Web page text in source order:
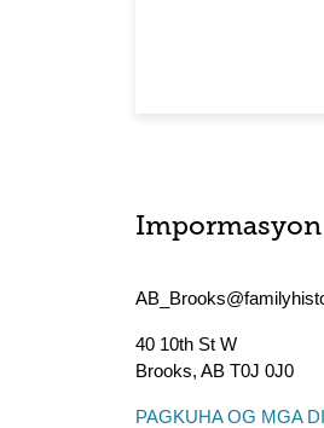
Impormasyon
40 10th St W
Brooks, AB T0J 0J0
PAGKUHA OG MGA